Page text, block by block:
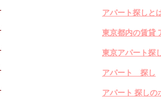
アパート探しと
東京都内の賃貸
東京アパート探
アパート 探し
アパート 探しの